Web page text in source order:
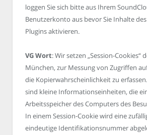
loggen Sie sich bitte aus Ihrem
Benutzerkonto aus bevor Sie Inhalte
Plugins aktivieren.
VG Wort: Wir setzen „Session-Cookies“
München, zur Messung von Zugriffen
die Kopierwahrscheinlichkeit zu
sind kleine Informationseinheiten, die
Arbeitsspeicher des Computers des
In einem Session-Cookie wird eine
eindeutige Identifikationsnummer